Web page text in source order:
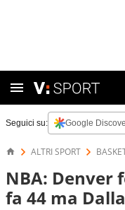
Seguici su: Google
ALTRI SPORT
NBA: Denver
fa 44 ma